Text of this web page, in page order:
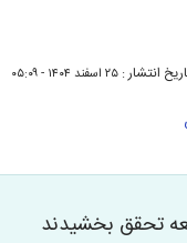
انتشار : ۲۵ اسفند ۱۴۰۴ - ۰۵:۰۹
تحقق بخشیدند